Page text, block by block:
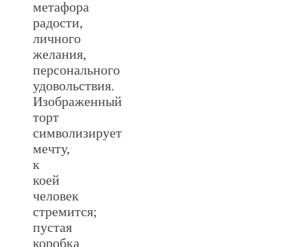
метафора
радости,
личного
желания,
персонального
удовольствия.
Изображенный
торт
символизирует
мечту,
к
коей
человек
стремится;
пустая
коробка